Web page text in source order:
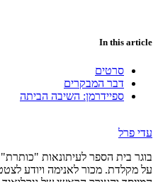
In this article
סרטים
דבר המבקרים
ספיידרמן: השיבה הביתה
עדי פרל
בוגר בית הספר לעיתונאות
על מקלדת. מכור לאנימה ויודע